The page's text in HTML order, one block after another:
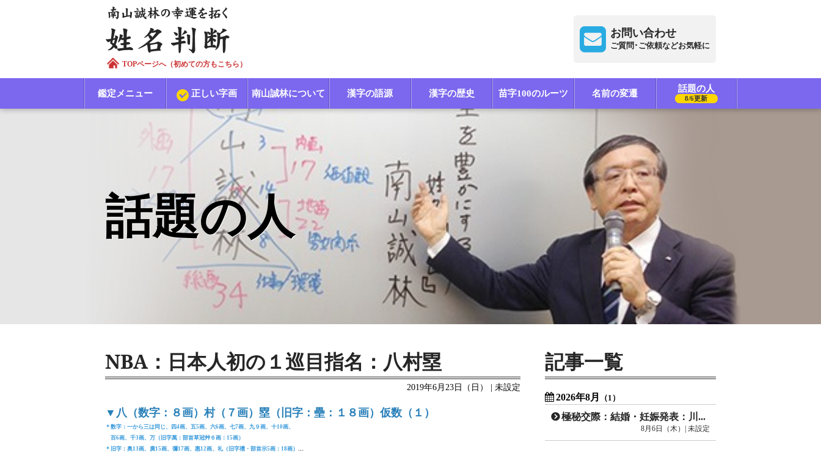
TOPページへ（初めての方もこちら）
お問い合わせ
ご質問･ご依頼などお気軽に
鑑定メニュー 正しい字画 南山誠林について 漢字の語源 漢字の歴史 苗字100のルーツ 名前の変遷 話題の人
8/6更新
話題の人
NBA：日本人初の１巡目指名：八村塁
2019年6月23日（日） | 未設定
▼八（数字：８画）村（７画）塁（旧字：壘：１８画）仮数（１）
＊数字：一から三は同じ、四4画、五5画、六6画、七7画、九９画、十10画、
百6画、千3画、万（旧字萬：部首草冠艸６画：15画）
＊旧字：奥13画、廣15画、彌17画、惠12画、礼（旧字禮・部首示5画：18画） …
記事一覧
2026年8月 （1）
極秘交際：結婚・妊娠発表：川口春奈
8月6日（木）| 未設定